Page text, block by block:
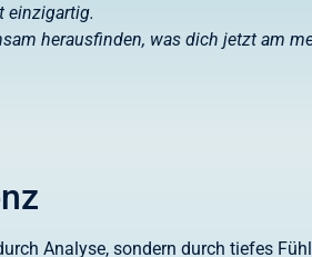
einzigartig.
herausfinden, was dich jetzt am
Analyse, sondern durch tiefes